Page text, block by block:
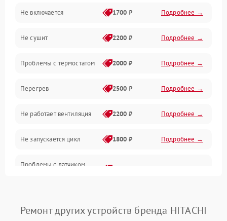
Механические повреждения
Оптика
Программное обеспечение
Датчики
Безопасность
Не включается 1700 ₽ Подробнее →
Не сушит 2200 ₽ Подробнее →
Проблемы с термостатом 2000 ₽ Подробнее →
Перегрев 2500 ₽ Подробнее →
Не работает вентиляция 2200 ₽ Подробнее →
Не запускается цикл 1800 ₽ Подробнее →
Проблемы с датчиком
Ремонт других устройств бренда HITACHI